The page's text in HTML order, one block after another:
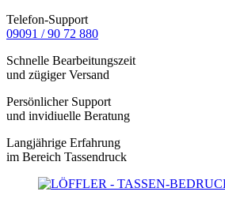
Telefon-Support
09091 / 90 72 880
Schnelle Bearbeitungszeit
und zügiger Versand
Persönlicher Support
und invidiuelle Beratung
Langjährige Erfahrung
im Bereich Tassendruck